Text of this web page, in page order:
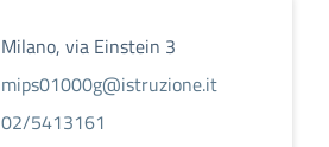
Milano, via Einstein 3
mips01000g@istruzione.it
02/5413161